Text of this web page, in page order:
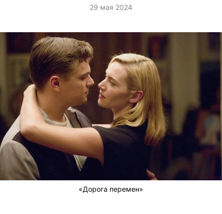
29 мая 2024
«Дорога перемен»